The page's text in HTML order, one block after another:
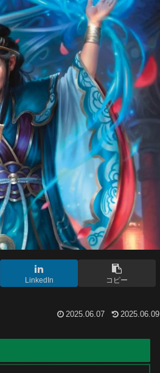
LinkedIn コピー
2025.06.07 2025.06.09